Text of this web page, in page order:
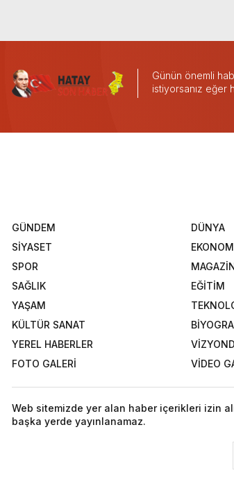
Günün önemli
istiyorsanız eğer
GÜNDEM
DÜNYA
SİYASET
SPOR
SAĞLIK
EĞİTİM
YAŞAM
KÜLTÜR SANAT
YEREL HABERLER
FOTO GALERİ
VİDEO
Web sitemizde yer alan haber içerikleri izin
başka yerde yayınlanamaz.